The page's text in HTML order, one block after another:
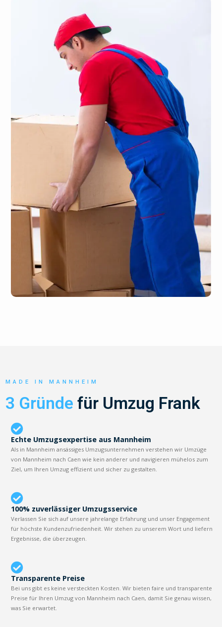
MADE IN MANNHEIM
3 Gründe für Umzug Frank
Echte Umzugsexpertise aus Mannheim
Als in Mannheim ansässiges Umzugsunternehmen verstehen wir Umzüge
von Mannheim nach Caen wie kein anderer und navigieren mühelos zum
Ziel, um Ihren Umzug effizient und sicher zu gestalten.
100% zuverlässiger Umzugsservice
Verlassen Sie sich auf unsere jahrelange Erfahrung und unser Engagement
für höchste Kundenzufriedenheit. Wir stehen zu unserem Wort und liefern
Ergebnisse, die überzeugen.
Transparente Preise
Bei uns gibt es keine versteckten Kosten. Wir bieten faire und transparente
Preise für Ihren Umzug von Mannheim nach Caen, damit Sie genau wissen,
was Sie erwartet.